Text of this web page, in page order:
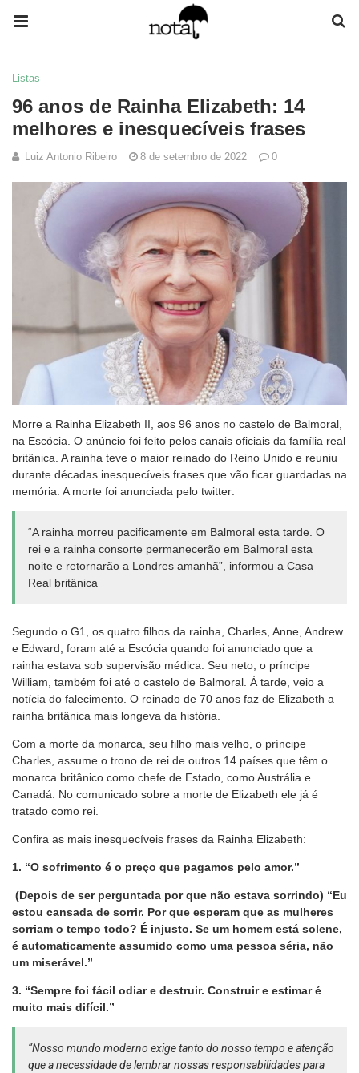
Listas
96 anos de Rainha Elizabeth: 14
melhores e inesquecíveis frases
Luiz Antonio Ribeiro 8 de setembro de 2022 0
Morre a Rainha Elizabeth II, aos 96 anos no castelo de Balmoral,
na Escócia. O anúncio foi feito pelos canais oficiais da família real
britânica. A rainha teve o maior reinado do Reino Unido e reuniu
durante décadas inesquecíveis frases que vão ficar guardadas na
memória. A morte foi anunciada pelo twitter:
“A rainha morreu pacificamente em Balmoral esta tarde. O
rei e a rainha consorte permanecerão em Balmoral esta
noite e retornarão a Londres amanhã”, informou a Casa
Real britânica
Segundo o G1, os quatro filhos da rainha, Charles, Anne, Andrew
e Edward, foram até a Escócia quando foi anunciado que a
rainha estava sob supervisão médica. Seu neto, o príncipe
William, também foi até o castelo de Balmoral. À tarde, veio a
notícia do falecimento. O reinado de 70 anos faz de Elizabeth a
rainha britânica mais longeva da história.
Com a morte da monarca, seu filho mais velho, o príncipe
Charles, assume o trono de rei de outros 14 países que têm o
monarca britânico como chefe de Estado, como Austrália e
Canadá. No comunicado sobre a morte de Elizabeth ele já é
tratado como rei.
Confira as mais inesquecíveis frases da Rainha Elizabeth:
1. “O sofrimento é o preço que pagamos pelo amor.”
(Depois de ser perguntada por que não estava sorrindo) “Eu
estou cansada de sorrir. Por que esperam que as mulheres
sorriam o tempo todo? É injusto. Se um homem está solene,
é automaticamente assumido como uma pessoa séria, não
um miserável.”
3. “Sempre foi fácil odiar e destruir. Construir e estimar é
muito mais difícil.”
“Nosso mundo moderno exige tanto do nosso tempo e atenção
que a necessidade de lembrar nossas responsabilidades para